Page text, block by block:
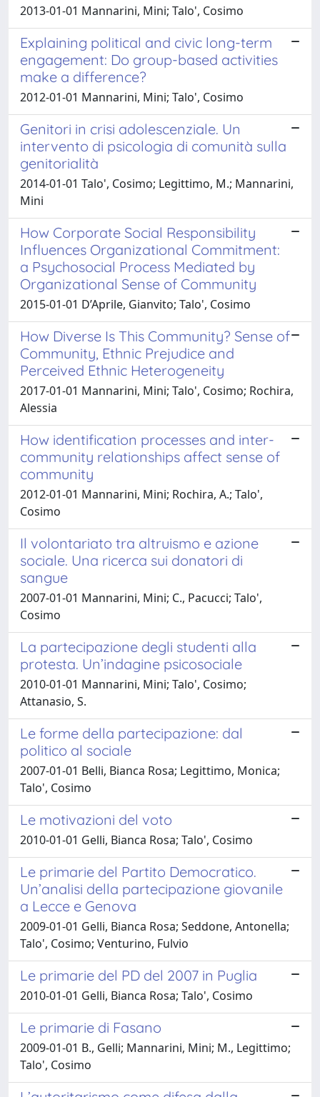
2013-01-01 Mannarini, Mini; Talo', Cosimo
Explaining political and civic long-term
engagement: Do group-based activities
make a difference?
2012-01-01 Mannarini, Mini; Talo', Cosimo
Genitori in crisi adolescenziale. Un
intervento di psicologia di comunità sulla
genitorialità
2014-01-01 Talo', Cosimo; Legittimo, M.; Mannarini,
Mini
How Corporate Social Responsibility
Influences Organizational Commitment:
a Psychosocial Process Mediated by
Organizational Sense of Community
2015-01-01 D’Aprile, Gianvito; Talo', Cosimo
How Diverse Is This Community? Sense of
Community, Ethnic Prejudice and
Perceived Ethnic Heterogeneity
2017-01-01 Mannarini, Mini; Talo', Cosimo; Rochira,
Alessia
How identification processes and inter-
community relationships affect sense of
community
2012-01-01 Mannarini, Mini; Rochira, A.; Talo',
Cosimo
Il volontariato tra altruismo e azione
sociale. Una ricerca sui donatori di
sangue
2007-01-01 Mannarini, Mini; C., Pacucci; Talo',
Cosimo
La partecipazione degli studenti alla
protesta. Un’indagine psicosociale
2010-01-01 Mannarini, Mini; Talo', Cosimo;
Attanasio, S.
Le forme della partecipazione: dal
politico al sociale
2007-01-01 Belli, Bianca Rosa; Legittimo, Monica;
Talo', Cosimo
Le motivazioni del voto
2010-01-01 Gelli, Bianca Rosa; Talo', Cosimo
Le primarie del Partito Democratico.
Un’analisi della partecipazione giovanile
a Lecce e Genova
2009-01-01 Gelli, Bianca Rosa; Seddone, Antonella;
Talo', Cosimo; Venturino, Fulvio
Le primarie del PD del 2007 in Puglia
2010-01-01 Gelli, Bianca Rosa; Talo', Cosimo
Le primarie di Fasano
2009-01-01 B., Gelli; Mannarini, Mini; M., Legittimo;
Talo', Cosimo